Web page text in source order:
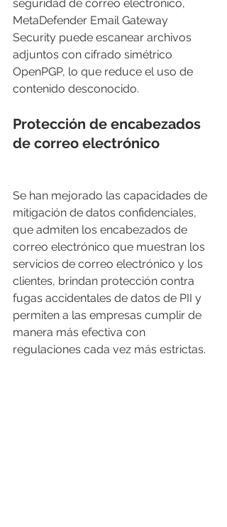
seguridad de correo electrónico,
MetaDefender Email Gateway
Security puede escanear archivos
adjuntos con cifrado simétrico
OpenPGP, lo que reduce el uso de
contenido desconocido.
Protección de encabezados
de correo electrónico
Se han mejorado las capacidades de
mitigación de datos confidenciales,
que admiten los encabezados de
correo electrónico que muestran los
servicios de correo electrónico y los
clientes, brindan protección contra
fugas accidentales de datos de PII y
permiten a las empresas cumplir de
manera más efectiva con
regulaciones cada vez más estrictas.